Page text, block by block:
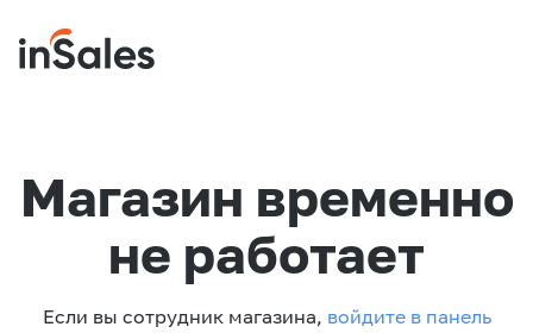
Магазин временно
не работает
Если вы сотрудник магазина, войдите в панель